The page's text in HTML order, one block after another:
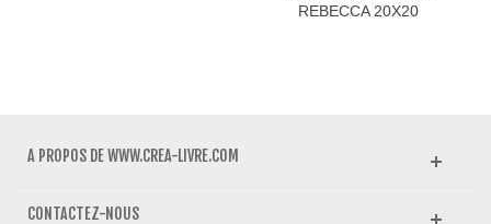
REBECCA 20X20
A PROPOS DE WWW.CREA-LIVRE.COM
CONTACTEZ-NOUS